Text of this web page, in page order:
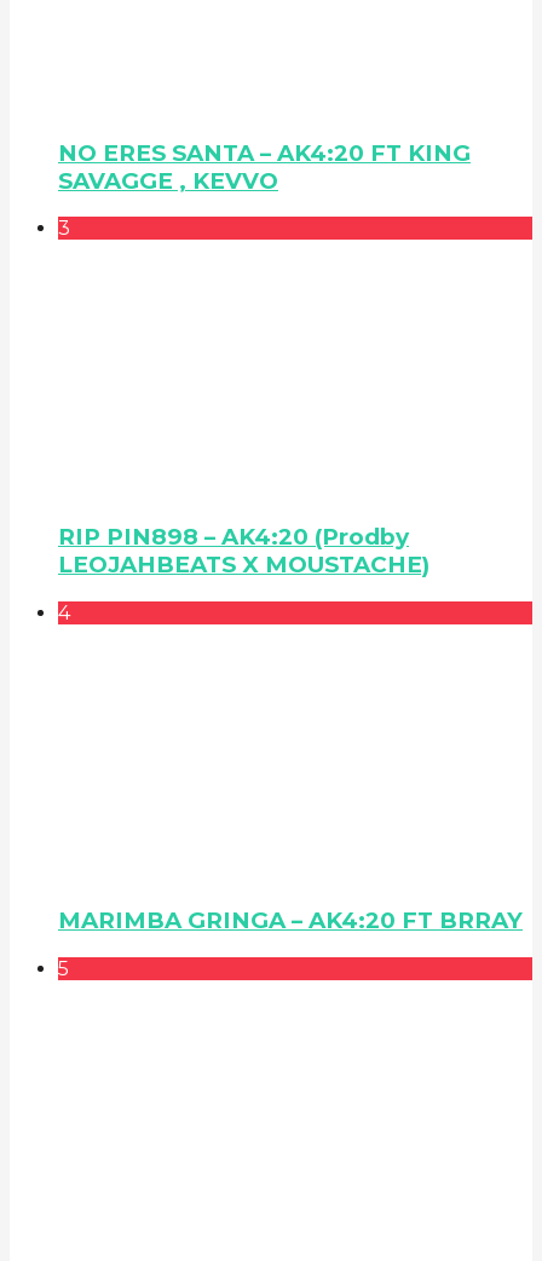
NO ERES SANTA – AK4:20 FT KING
SAVAGGE , KEVVO
3
RIP PIN898 – AK4:20 (Prodby
LEOJAHBEATS X MOUSTACHE)
4
MARIMBA GRINGA – AK4:20 FT BRRAY
5